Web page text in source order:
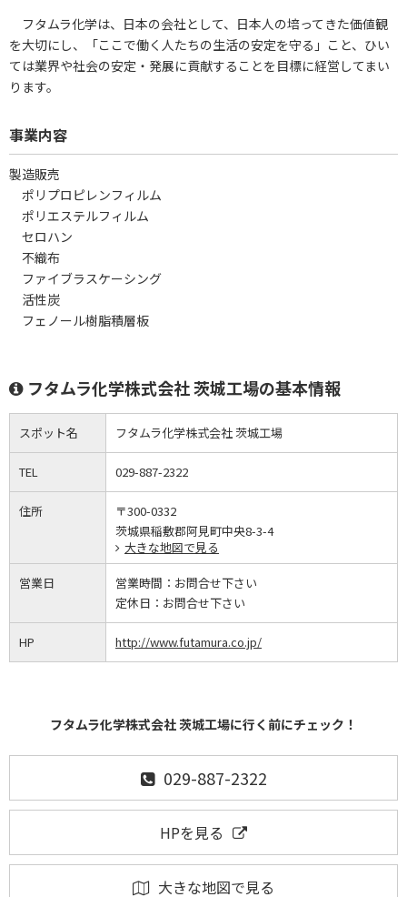
フタムラ化学は、日本の会社として、日本人の培ってきた価値観
を大切にし、「ここで働く人たちの生活の安定を守る」こと、ひい
ては業界や社会の安定・発展に貢献することを目標に経営してまい
ります。
事業内容
製造販売
ポリプロピレンフィルム
ポリエステルフィルム
セロハン
不織布
ファイブラスケーシング
活性炭
フェノール樹脂積層板
フタムラ化学株式会社 茨城工場の基本情報
スポット名 フタムラ化学株式会社 茨城工場
TEL 029-887-2322
住所
〒300-0332
茨城県稲敷郡阿見町中央8-3-4
大きな地図で見る
営業日 営業時間： お問合せ下さい
定休日： お問合せ下さい
HP http://www.futamura.co.jp/
フタムラ化学株式会社 茨城工場に行く前にチェック！
029-887-2322
HPを見る
大きな地図で見る